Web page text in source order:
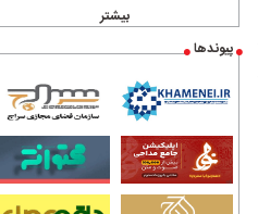
بیشتر
پیوندها